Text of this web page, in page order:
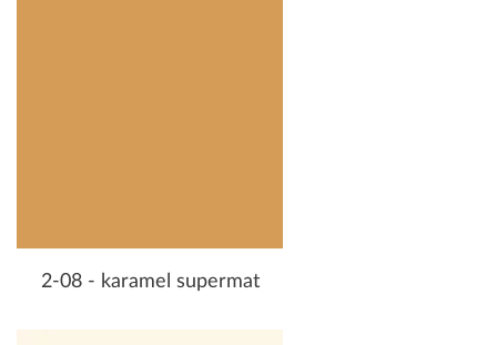
2-08 - karamel supermat